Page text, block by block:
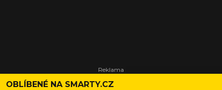
OBLÍBENÉ NA SMARTY.CZ